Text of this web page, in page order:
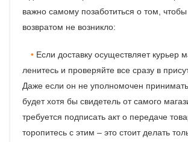
важно самому позаботиться о том,
возвратом не возникло:
Если доставку осуществляет курьер
ленитесь и проверяйте все сразу в
Даже если он не уполномочен принимать
будет хотя бы свидетель от самого
требуется подписать акт о передаче
торопитесь с этим – это стоит делать